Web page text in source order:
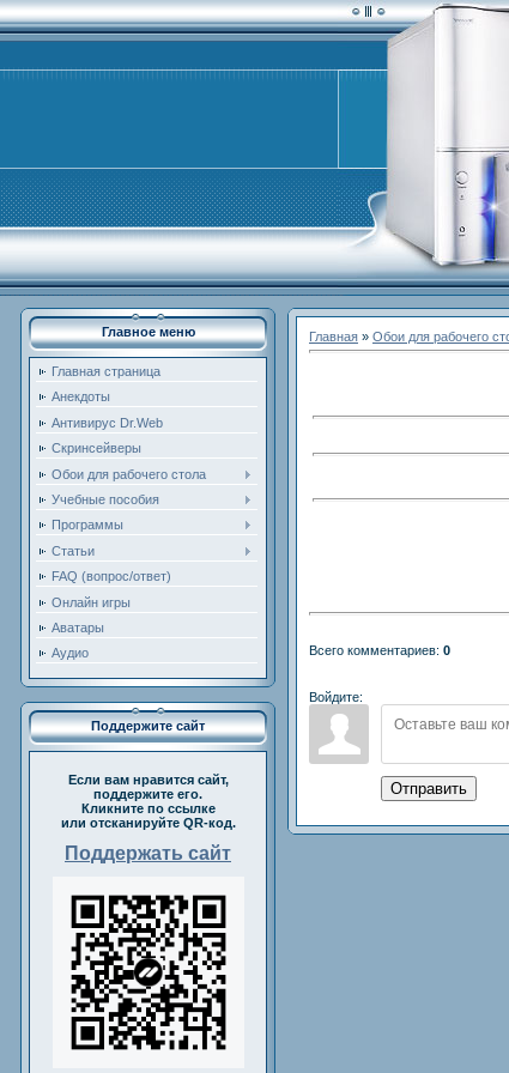
Главное меню
Главная страница
Анекдоты
Антивирус Dr.Web
Скринсейверы
Обои для рабочего стола
Учебные пособия
Программы
Статьи
FAQ (вопрос/ответ)
Онлайн игры
Аватары
Аудио
Поддержите сайт
Если вам нравится сайт,
поддержите его.
Кликните по ссылке
или отсканируйте QR-код.
Поддержать сайт
Главная » Обои для рабочего
Всего комментариев: 0
Войдите:
Отправить